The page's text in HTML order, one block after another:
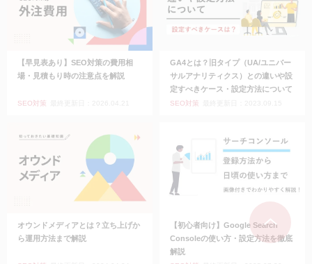
【早見表あり】SEO対策の費用相
場・見積もり時の注意点を解説
SEO対策
GA4とは？旧タイプ（UA/ユニバー
サルアナリティクス）との違いや設
定すべきケース・設定方法について
SEO対策
オウンドメディアとは？立ち上げか
ら運用方法まで解説
【初心者向け】Google Search
Consoleの使い方・設定方法を徹底
解説